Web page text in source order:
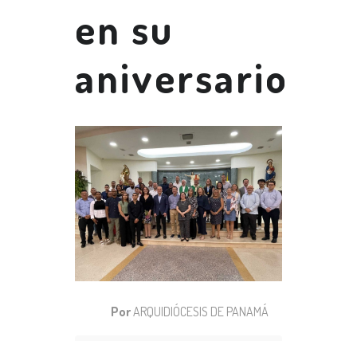
en su
aniversario
PorARQUIDIÓCESIS DE PANAMÁ